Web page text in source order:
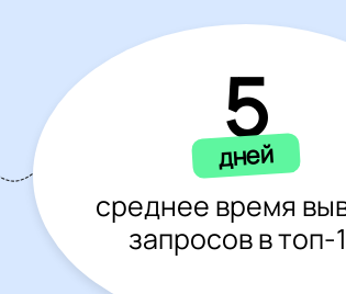
5
дней
среднее время
запросов в топ-